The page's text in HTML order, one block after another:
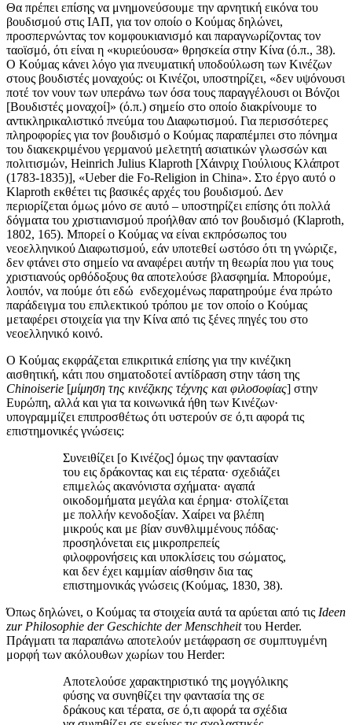
Θα πρέπει επίσης να μνημονεύσουμε την αρνητική εικόνα του
βουδισμού στις ΙΑΠ, για τον οποίο ο Κούμας δηλώνει,
προσπερνώντας τον κομφουκιανισμό και παραγνωρίζοντας τον
ταοϊσμό, ότι είναι η «κυριεύουσα» θρησκεία στην Κίνα (ό.π., 38).
Ο Κούμας κάνει λόγο για πνευματική υποδούλωση των Κινέζων
στους βουδιστές μοναχούς: οι Κινέζοι, υποστηρίζει, «δεν υψόνουσι
ποτέ τον νουν των υπεράνω των όσα τους παραγγέλουσι οι Βόνζοι
[Βουδιστές μοναχοί]» (ό.π.) σημείο στο οποίο διακρίνουμε το
αντικληρικαλιστικό πνεύμα του Διαφωτισμού. Για περισσότερες
πληροφορίες για τον βουδισμό ο Κούμας παραπέμπει στο πόνημα
του διακεκριμένου γερμανού μελετητή ασιατικών γλωσσών και
πολιτισμών, Heinrich Julius Klaproth [Χάινριχ Γιούλιους Κλάπροτ
(1783-1835)], «Ueber die Fo-Religion in China». Στο έργο αυτό ο
Klaproth εκθέτει τις βασικές αρχές του βουδισμού. Δεν
περιορίζεται όμως μόνο σε αυτό – υποστηρίζει επίσης ότι πολλά
δόγματα του χριστιανισμού προήλθαν από τον βουδισμό (Klaproth,
1802, 165). Μπορεί ο Κούμας να είναι εκπρόσωπος του
νεοελληνικού Διαφωτισμού, εάν υποτεθεί ωστόσο ότι τη γνώριζε,
δεν φτάνει στο σημείο να αναφέρει αυτήν τη θεωρία που για τους
χριστιανούς ορθόδοξους θα αποτελούσε βλασφημία. Μπορούμε,
λοιπόν, να πούμε ότι εδώ ενδεχομένως παρατηρούμε ένα πρώτο
παράδειγμα του επιλεκτικού τρόπου με τον οποίο ο Κούμας
μεταφέρει στοιχεία για την Κίνα από τις ξένες πηγές του στο
νεοελληνικό κοινό.
Ο Κούμας εκφράζεται επικριτικά επίσης για την κινέζικη
αισθητική, κάτι που σηματοδοτεί αντίδραση στην τάση της
Chinoiserie [μίμηση της κινέζικης τέχνης και φιλοσοφίας] στην
Ευρώπη, αλλά και για τα κοινωνικά ήθη των Κινέζων·
υπογραμμίζει επιπροσθέτως ότι υστερούν σε ό,τι αφορά τις
επιστημονικές γνώσεις:
Συνειθίζει [ο Κινέζος] όμως την φαντασίαν
του εις δράκοντας και εις τέρατα· σχεδιάζει
επιμελώς ακανόνιστα σχήματα· αγαπά
οικοδομήματα μεγάλα και έρημα· στολίζεται
με πολλήν κενοδοξίαν. Χαίρει να βλέπη
μικρούς και με βίαν συνθλιμμένους πόδας·
προσηλόνεται εις μικροπρεπείς
φιλοφρονήσεις και υποκλίσεις του σώματος,
και δεν έχει καμμίαν αίσθησιν δια τας
επιστημονικάς γνώσεις (Κούμας, 1830, 38).
Όπως δηλώνει, ο Κούμας τα στοιχεία αυτά τα αρύεται από τις Ideen
zur Philosophie der Geschichte der Menschheitτου Herder.
Πράγματι τα παραπάνω αποτελούν μετάφραση σε συμπτυγμένη
μορφή των ακόλουθων χωρίων του Herder:
Αποτελούσε χαρακτηριστικό της μογγόλικης
φύσης να συνηθίζει την φαντασία της σε
δράκους και τέρατα, σε ό,τι αφορά τα σχέδια